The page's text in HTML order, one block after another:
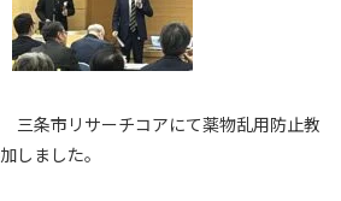
三条市リサーチコアにて薬物乱用防止教
しました。